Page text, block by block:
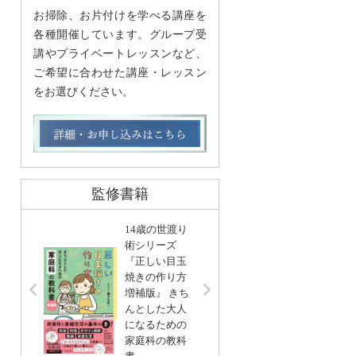
お掃除、お片付けを学べる講座を
各種開催しています。グループ受
講やプライベートレッスンなど、
ご希望に合わせた講座・レッスン
をお選びください。
監修書籍
14歳の世渡り
術シリーズ
『正しい目玉
焼きの作り方
増補版』 きち
んとした大人
になるための
家庭科の教科